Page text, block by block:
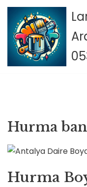
İçeriğe
geç
Hurma
Hurma